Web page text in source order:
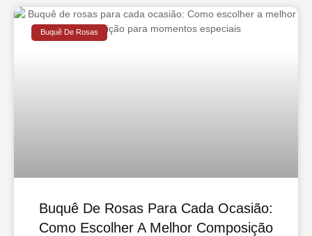
Buquê De Rosas
Buquê De Rosas Para Cada Ocasião:
Como Escolher A Melhor Composição